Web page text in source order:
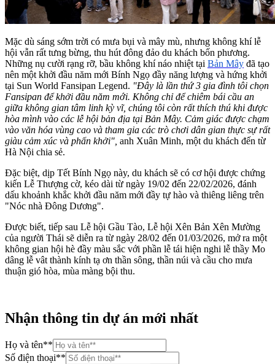
Mặc dù sáng sớm trời có mưa bụi và mây mù, nhưng không khí lễ
hội vẫn rất tưng bừng, thu hút đông đảo du khách bốn phương.
Những nụ cười rạng rỡ, bầu không khí náo nhiệt tại Bản Mây đã tạo
nên một khởi đầu năm mới Bính Ngọ đầy năng lượng và hứng khởi
tại Sun World Fansipan Legend. "Đây là lần thứ 3 gia đình tôi chọn
Fansipan để khởi đầu năm mới. Không chỉ để chiêm bái cầu an
giữa không gian tâm linh kỳ vĩ, chúng tôi còn rất thích thú khi được
hòa mình vào các lễ hội bản địa tại Bản Mây. Cảm giác được chạm
vào văn hóa vùng cao và tham gia các trò chơi dân gian thực sự rất
giàu cảm xúc và phấn khởi", anh Xuân Minh, một du khách đến từ
Hà Nội chia sẻ.
Đặc biệt, dịp Tết Bính Ngọ này, du khách sẽ có cơ hội được chứng
kiến Lễ Thượng cờ, kéo dài từ ngày 19/02 đến 22/02/2026, đánh
dấu khoảnh khắc khởi đầu năm mới đầy tự hào và thiêng liêng trên
"Nóc nhà Đông Dương".
Được biết, tiếp sau Lễ hội Gầu Tào, Lễ hội Xên Bản Xên Mường
của người Thái sẽ diễn ra từ ngày 28/02 đến 01/03/2026, mở ra một
không gian hội hè đầy màu sắc với phần lễ tái hiện nghi lễ thầy Mo
dâng lễ vât thành kính tạ ơn thần sông, thần núi và cầu cho mưa
thuận gió hòa, mùa màng bội thu.
Nhận thông tin dự án mới nhất
Họ và tên**
Số điện thoại**